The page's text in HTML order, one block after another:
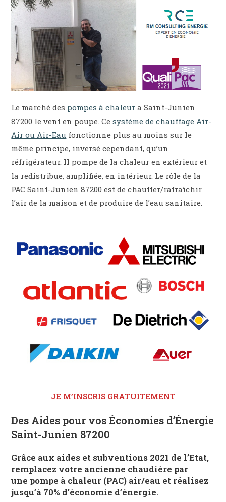
Le marché des pompes à chaleur a Saint-Junien
87200 le vent en poupe. Cesystème de chauffage Air-
Air ou Air-Eau fonctionne plus au moins sur le
même principe, inversé cependant, qu’un
réfrigérateur. Il pompe de la chaleur en extérieur et
la redistribue, amplifiée, en intérieur. Le rôle de la
PAC Saint-Junien 87200 est de chauffer/rafraîchir
l’air de la maison et de produire de l’eau sanitaire.
JE M’INSCRIS GRATUITEMENT
Des Aides pour vos Économies d’Énergie
Saint-Junien 87200
Grâce aux aides et subventions 2021 de l’Etat,
remplacez votre ancienne chaudière par
une pompe à chaleur (PAC) air/eau et réalisez
jusqu’à 70% d’économie d’énergie.